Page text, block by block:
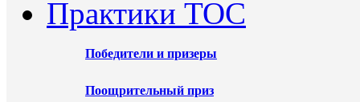
Практики ТОС
Победители и призеры
Поощрительный приз